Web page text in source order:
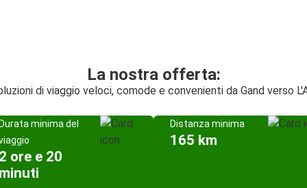
La nostra offerta:
di viaggio veloci, comode e convenienti da Gand verso
minima del
ore e 20
Distanza minima
165 km